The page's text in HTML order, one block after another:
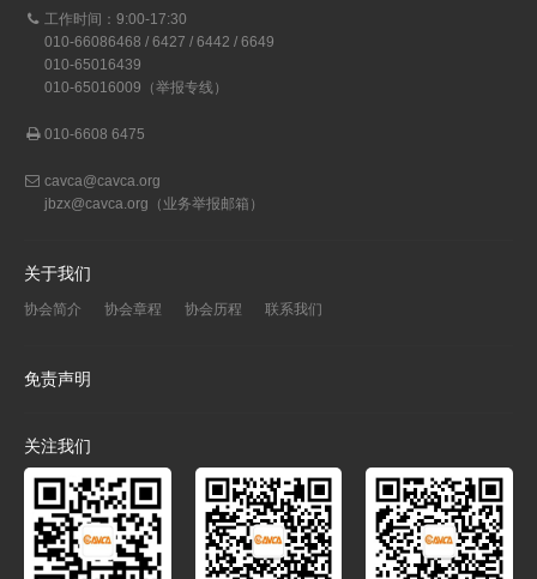
工作时间：9:00-17:30
010-66086468 / 6427 / 6442 / 6649
010-65016439
010-65016009（举报专线）
010-6608 6475
cavca@cavca.org
jbzx@cavca.org （业务举报邮箱）
关于我们
协会简介 协会章程 协会历程 联系我们
免责声明
关注我们